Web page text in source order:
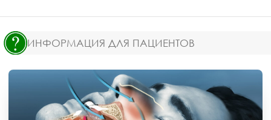
ИНФОРМАЦИЯ ДЛЯ ПАЦИЕНТОВ